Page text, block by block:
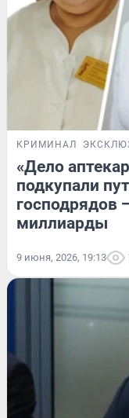
КРИМИНАЛ
«Дело
подкупали
господрядов
миллиарды
9 июня, 2026, 19:13